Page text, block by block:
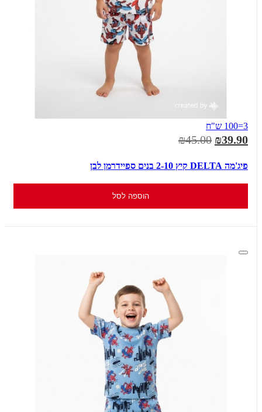
3=100 ש"ח
₪39.90
₪45.00
פיג'מה DELTA קיץ 2-10 בנים ספיידרמן לבן
הוספה לסל